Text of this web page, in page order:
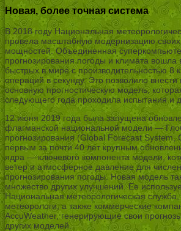
Новая, более точная система
В 2018 году Национальная
провела масштабную модернизацию
мощностей. Объединенная
прогнозирования погоды и климата вошла
быстрых в мире с производительностью 8
операций в секунду. Это позволило
основную прогностическую модель,
следующего года проходила испытания и
12 июня 2019 года была запущена
флагманской национальной модели —
прогнозирования (Global Forecast System,
первым за почти 40 лет крупным
ядра — ключевого компонента модели,
ветер и атмосферное давление для
прогнозирования погоды. Новая модель
множество других улучшений. Ее
Национальная метеорологическая
метеорологи, а также коммерческие
AccuWeather, генерирующие свои
других моделей.